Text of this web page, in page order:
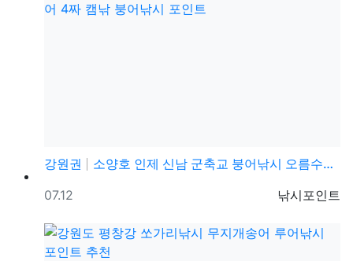
강원권
소양호 인제 신남 군축교 붕어낚시 오름수위 떡붕어 4짜…
등록자
낚시포인트
등록일
07.12